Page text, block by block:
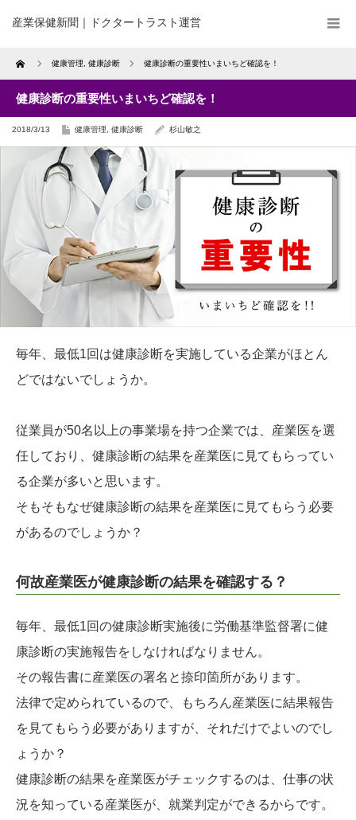
産業保健新聞｜ドクタートラスト運営
Home 健康管理 健康診断 健康診断の重要性いまいちど確認を！
健康診断の重要性いまいちど確認を！
2018/3/13 健康管理 健康診断 杉山敏之
毎年、最低1回は健康診断を実施している企業がほとん
どではないでしょうか。
従業員が50名以上の事業場を持つ企業では、産業医を選
任しており、健康診断の結果を産業医に見てもらってい
る企業が多いと思います。
そもそもなぜ健康診断の結果を産業医に見てもらう必要
があるのでしょうか？
何故産業医が健康診断の結果を確認する？
毎年、最低1回の健康診断実施後に労働基準監督署に健
康診断の実施報告をしなければなりません。
その報告書に産業医の署名と捺印箇所があります。
法律で定められているので、もちろん産業医に結果報告
を見てもらう必要がありますが、それだけでよいのでし
ょうか？
健康診断の結果を産業医がチェックするのは、仕事の状
況を知っている産業医が、就業判定ができるからです。